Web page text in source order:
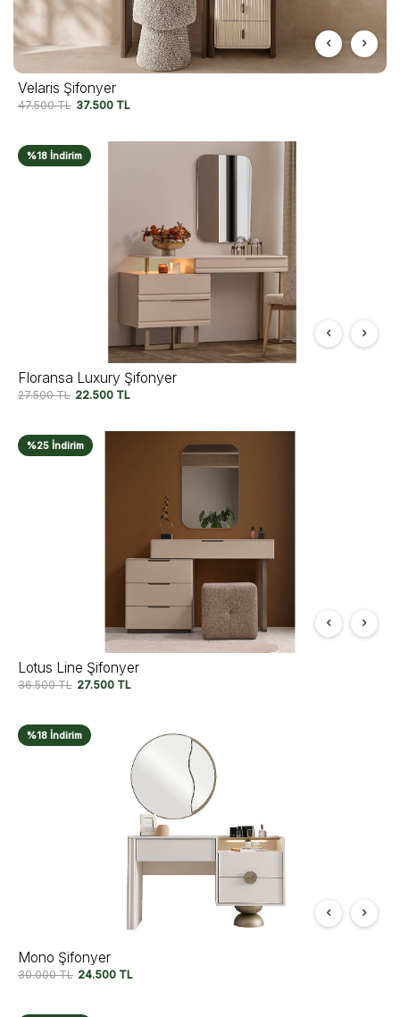
Velaris Şifonyer
47.500TL 37.500 TL
%18 İndirim
Floransa Luxury Şifonyer
27.500TL 22.500 TL
%25 İndirim
Lotus Line Şifonyer
36.500TL 27.500 TL
%18 İndirim
Mono Şifonyer
30.000TL 24.500 TL